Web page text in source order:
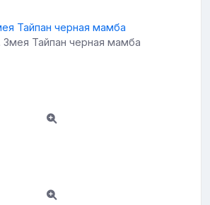
Змея Тайпан черная мамба